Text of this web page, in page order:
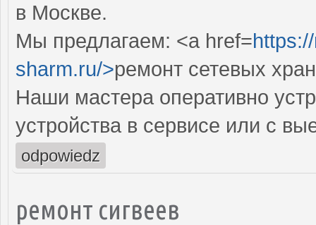
в Москве.
Мы предлагаем: <a href=
sharm.ru/>ремонт сетевых
Наши мастера оперативно
устройства в сервисе или с
odpowiedz
ремонт сигвеев